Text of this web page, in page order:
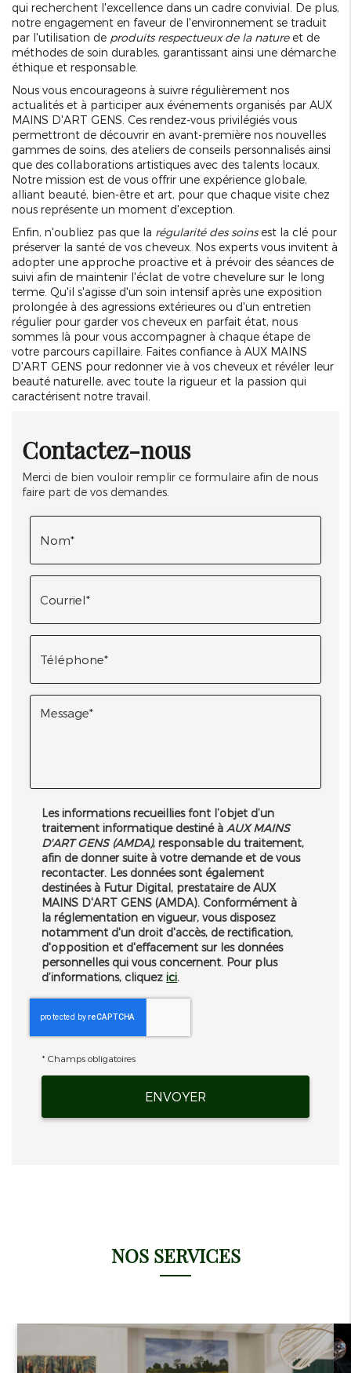
qui recherchent l'excellence dans un cadre convivial. De plus,
notre engagement en faveur de l'environnement se traduit
par l'utilisation de produits respectueux de la natureet de
méthodes de soin durables, garantissant ainsi une démarche
éthique et responsable.
Nous vous encourageons à suivre régulièrement nos
actualités et à participer aux événements organisés par AUX
MAINS D'ART GENS. Ces rendez-vous privilégiés vous
permettront de découvrir en avant-première nos nouvelles
gammes de soins, des ateliers de conseils personnalisés ainsi
que des collaborations artistiques avec des talents locaux.
Notre mission est de vous offrir une expérience globale,
alliant beauté, bien-être et art, pour que chaque visite chez
nous représente un moment d'exception.
Enfin, n'oubliez pas que la régularité des soinsest la clé pour
préserver la santé de vos cheveux. Nos experts vous invitent à
adopter une approche proactive et à prévoir des séances de
suivi afin de maintenir l'éclat de votre chevelure sur le long
terme. Qu'il s'agisse d'un soin intensif après une exposition
prolongée à des agressions extérieures ou d'un entretien
régulier pour garder vos cheveux en parfait état, nous
sommes là pour vous accompagner à chaque étape de
votre parcours capillaire. Faites confiance à AUX MAINS
D'ART GENS pour redonner vie à vos cheveux et révéler leur
beauté naturelle, avec toute la rigueur et la passion qui
caractérisent notre travail.
Contactez-nous
Merci de bien vouloir remplir ce formulaire afin de nous
faire part de vos demandes.
Les informations recueillies font l’objet d’un
traitement informatique destiné à AUX MAINS
D'ART GENS (AMDA), responsable du traitement,
afin de donner suite à votre demande et de vous
recontacter. Les données sont également
destinées à Futur Digital, prestataire de AUX
MAINS D'ART GENS (AMDA). Conformément à
la réglementation en vigueur, vous disposez
notamment d'un droit d'accès, de rectification,
d'opposition et d'effacement sur les données
personnelles qui vous concernent. Pour plus
d’informations, cliquezici.
*Champs obligatoires
NOS SERVICES